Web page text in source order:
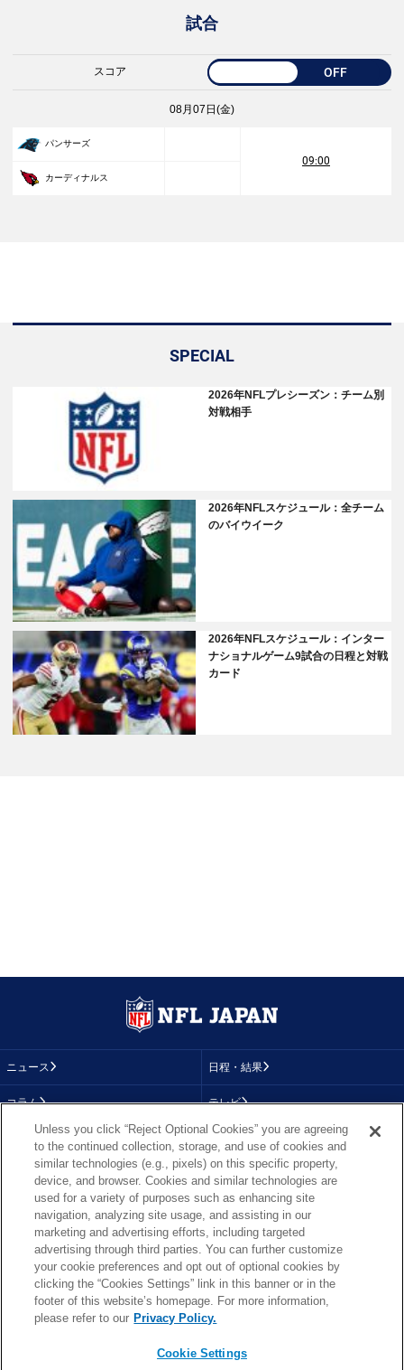
試合
スコア OFF
08月07日(金)
パンサーズ
09:00
カーディナルス
SPECIAL
2026年NFLプレシーズン：チーム別
対戦相手
2026年NFLスケジュール：全チーム
のバイウイーク
2026年NFLスケジュール：インター
ナショナルゲーム9試合の日程と対戦
カード
ニュース 日程・結果
コラム テレビ
画像
順位表
About NFL
More NFL 特集
TOP お問い合わせ FAQ
Unless you click “Reject Optional Cookies” you are agreeing
to the continued collection, storage, and use of cookies and
similar technologies (e.g., pixels) on this specific property,
device, and browser. Cookies and similar technologies are
used for a variety of purposes such as enhancing site
navigation, analyzing site usage, and assisting in our
marketing and advertising efforts, including targeted
advertising through third parties. You can further customize
your cookie preferences and opt out of optional cookies by
clicking the “Cookies Settings” link in this banner or in the
footer of this website’s homepage. For more information,
please refer to our Privacy Policy.
Cookie Settings